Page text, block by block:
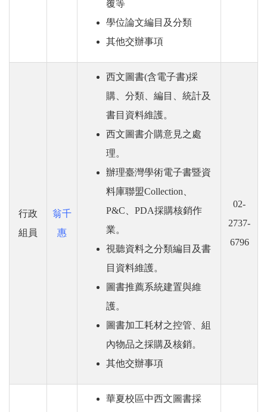
覆等
學位論文編目及分類
其他交辦事項
行政
組員
翁千
惠
西文圖書(含電子書)採
購、分類、編目、統計及
書目資料維護。
西文圖書介購意見之處
理。
辦理臺灣學術電子書暨資
料庫聯盟Collection、
P&C、PDA採購核銷作
業。
視聽資料之分類編目及書
目資料維護。
圖書推薦系統建置與維
護。
圖書加工耗材之控管、組
內物品之採購及核銷。
其他交辦事項
02-
2737-
6796
華夏校區中西文圖書採